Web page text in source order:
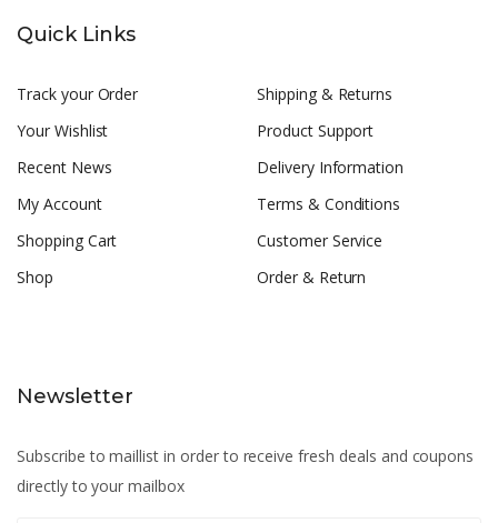
Quick Links
Track your Order
Your Wishlist
Recent News
My Account
Shopping Cart
Shop
Shipping & Returns
Product Support
Delivery Information
Terms & Conditions
Customer Service
Order & Return
Newsletter
Subscribe to maillist in order to receive fresh deals and coupons
directly to your mailbox